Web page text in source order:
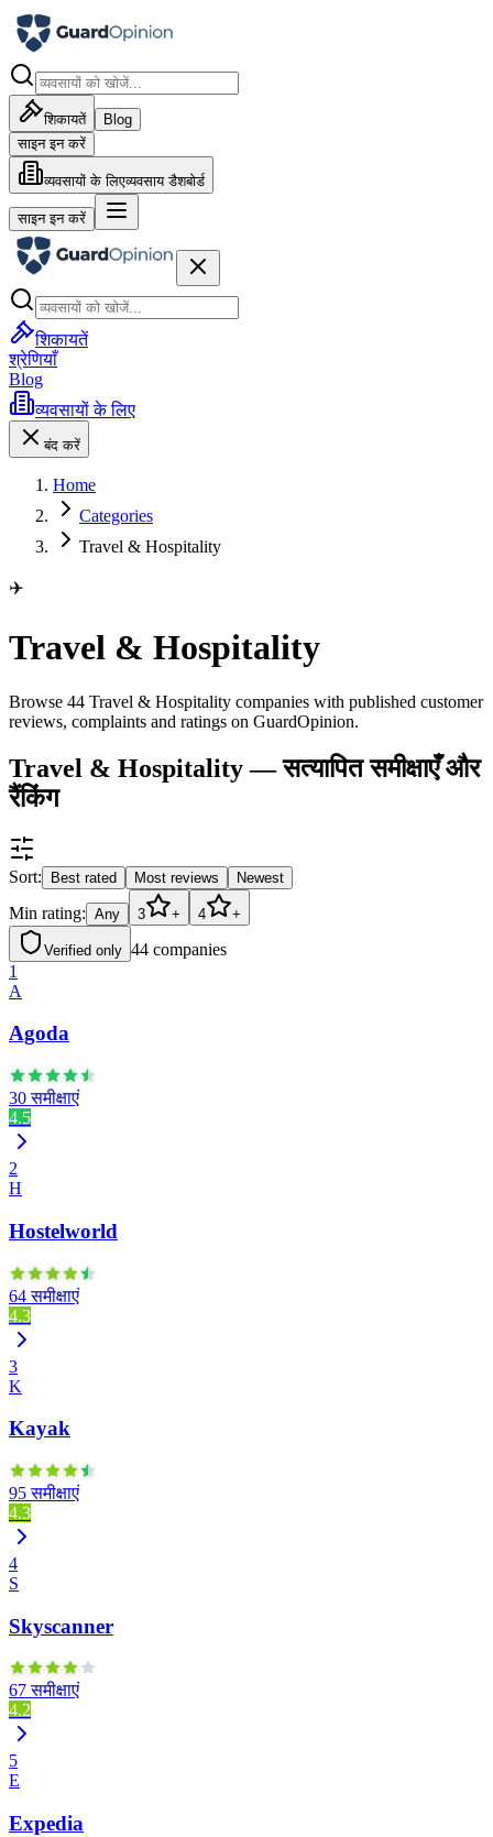
शिकायतें
Blog
साइन इन करें
व्यवसायों के लिएव्यवसाय डैशबोर्ड
साइन इन करें
शिकायतें
श्रेणियाँ
Blog
व्यवसायों के लिए
बंद करें
Home
Categories
Travel & Hospitality
✈️
Travel & Hospitality
Browse 44 Travel & Hospitality companies with published customer
reviews, complaints and ratings on GuardOpinion.
Travel & Hospitality — सत्यापित समीक्षाएँ और
रैंकिंग
Sort: Best rated Most reviews Newest
Min rating: Any 3 + 4 +
Verified only 44 companies
1
A
Agoda
30 समीक्षाएं
4.5
2
H
Hostelworld
64 समीक्षाएं
4.3
3
K
Kayak
95 समीक्षाएं
4.3
4
S
Skyscanner
67 समीक्षाएं
4.2
5
E
Expedia